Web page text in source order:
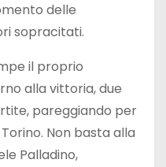
delle
sopracitati.
il proprio
alla vittoria, due
pareggiando per
Non basta alla
Palladino,